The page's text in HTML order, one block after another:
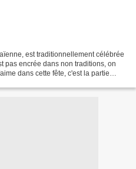
est traditionnellement célébrée
pas encrée dans non traditions, on
dans cette fête, c'est la partie